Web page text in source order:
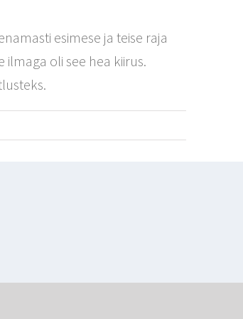
esimese ja teise raja
ilmaga oli see hea kiirus.